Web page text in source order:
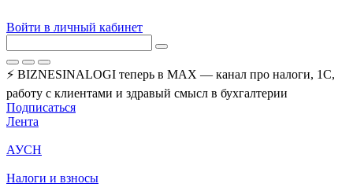
Войти в личный кабинет
⚡ BIZNESINALOGI теперь в MAX — канал про налоги, 1С,
работу с клиентами и здравый смысл в бухгалтерии
Подписаться
Лента
АУСН
Налоги и взносы